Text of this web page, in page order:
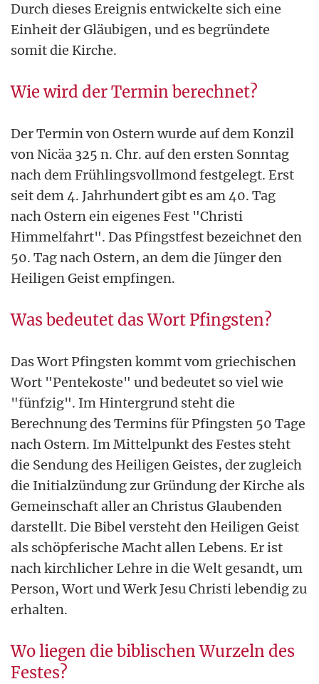
Durch dieses Ereignis entwickelte sich eine
Einheit der Gläubigen, und es begründete
somit die Kirche.
Wie wird der Termin berechnet?
Der Termin von Ostern wurde auf dem Konzil
von Nicäa 325 n. Chr. auf den ersten Sonntag
nach dem Frühlingsvollmond festgelegt. Erst
seit dem 4. Jahrhundert gibt es am 40. Tag
nach Ostern ein eigenes Fest "Christi
Himmelfahrt". Das Pfingstfest bezeichnet den
50. Tag nach Ostern, an dem die Jünger den
Heiligen Geist empfingen.
Was bedeutet das Wort Pfingsten?
Das Wort Pfingsten kommt vom griechischen
Wort "Pentekoste" und bedeutet so viel wie
"fünfzig". Im Hintergrund steht die
Berechnung des Termins für Pfingsten 50 Tage
nach Ostern. Im Mittelpunkt des Festes steht
die Sendung des Heiligen Geistes, der zugleich
die Initialzündung zur Gründung der Kirche als
Gemeinschaft aller an Christus Glaubenden
darstellt. Die Bibel versteht den Heiligen Geist
als schöpferische Macht allen Lebens. Er ist
nach kirchlicher Lehre in die Welt gesandt, um
Person, Wort und Werk Jesu Christi lebendig zu
erhalten.
Wo liegen die biblischen Wurzeln des
Festes?